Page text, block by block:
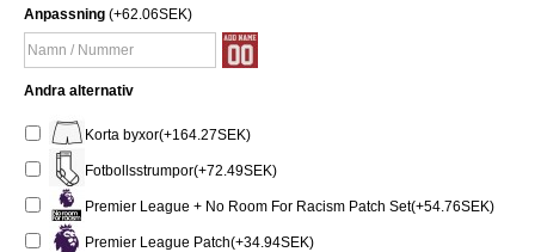
Anpassning (+62.06SEK)
Andra alternativ
Korta byxor(+164.27SEK)
Fotbollsstrumpor(+72.49SEK)
Premier League + No Room For Racism Patch Set(+54.76SEK)
Premier League Patch(+34.94SEK)